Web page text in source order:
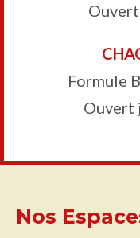
Ouvert
Formule
Ouvert
Nos